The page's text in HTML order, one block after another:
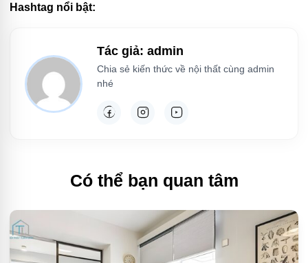
Hashtag nổi bật:
Tác giả: admin
Chia sẻ kiến thức về nội thất cùng admin
nhé
Có thể bạn quan tâm